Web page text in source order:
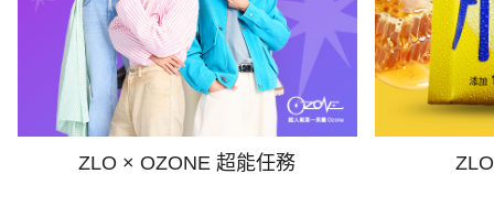
ZLO × OZONE 超能任務